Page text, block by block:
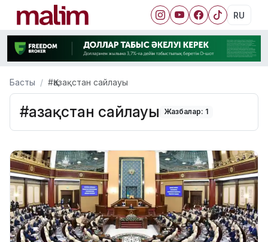
RU
Басты #Қазақстан сайлауы
#Қазақстан сайлауы Жазбалар: 1